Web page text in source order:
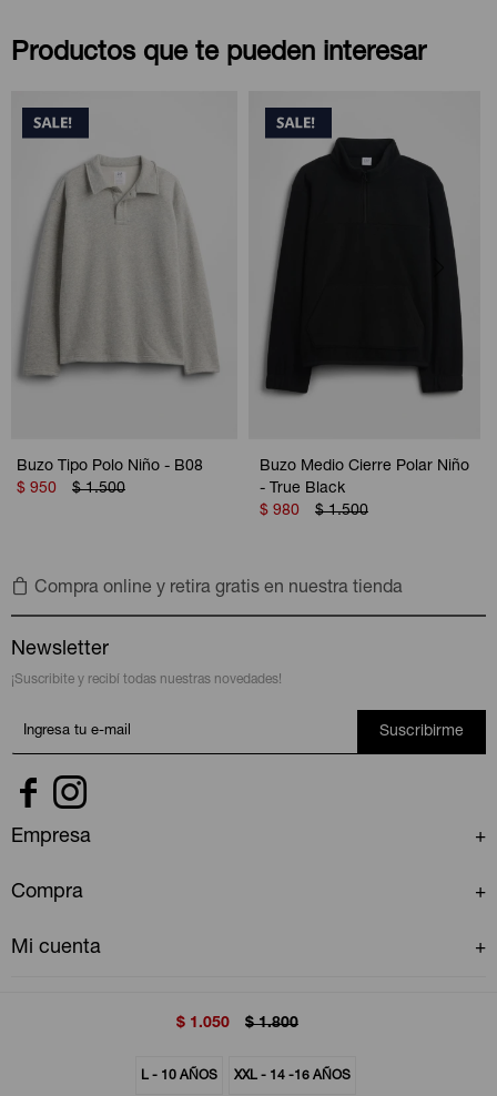
$ 1.050 $ 1.800
L - 10 AÑOS XXL - 14 -16 AÑOS
Productos que te pueden interesar
Buzo Tipo Polo Niño - B08
$ 950 $ 1.500
Buzo Medio Cierre Polar Niño
- True Black
$ 980 $ 1.500
Compra online y retira gratis en nuestra tienda
Newsletter
¡Suscribite y recibí todas nuestras novedades!
Suscribirme
 
Empresa
Compra
Mi cuenta